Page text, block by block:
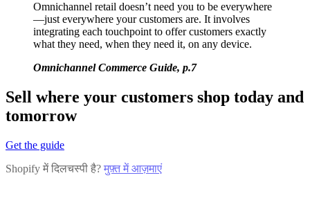
Omnichannel retail doesn’t need you to be everywhere
—just everywhere your customers are. It involves
integrating each touchpoint to offer customers exactly
what they need, when they need it, on any device.
Omnichannel Commerce Guide, p.7
Sell where your customers shop today and
tomorrow
Get the guide
Shopify में दिलचस्पी है? मुफ़्त में आज़माएं